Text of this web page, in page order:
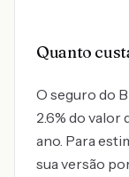
Quanto
O seguro do
2.6% do valor
ano. Para
sua versão